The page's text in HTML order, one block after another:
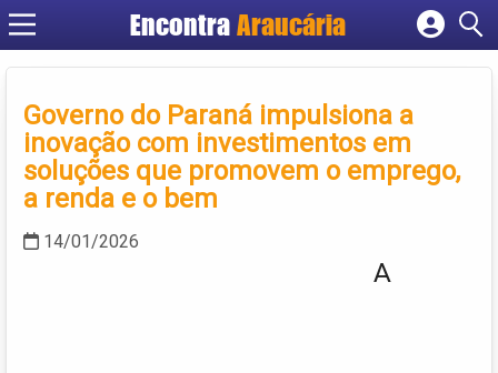
EncontraAraucária
Cadastrar empresa
Criar conta
Governo do Paraná impulsiona a
inovação com investimentos em
soluções que promovem o emprego,
a renda e o bem
14/01/2026
A